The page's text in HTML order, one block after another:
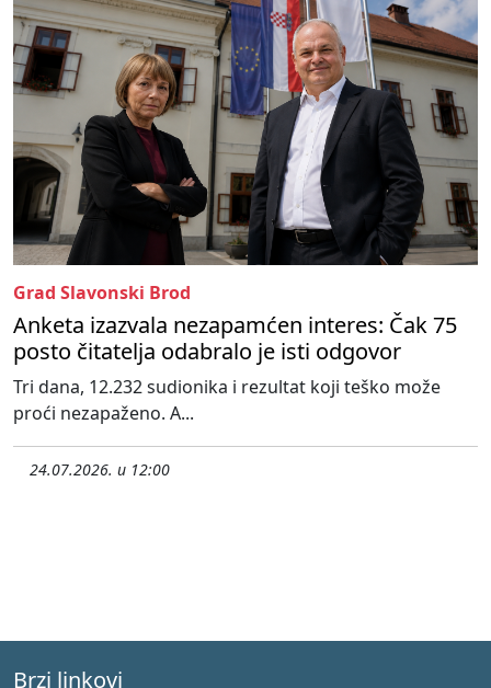
Grad Slavonski Brod
Anketa izazvala nezapamćen interes: Čak 75
posto čitatelja odabralo je isti odgovor
Tri dana, 12.232 sudionika i rezultat koji teško može
proći nezapaženo. A...
24.07.2026. u 12:00
Brzi linkovi